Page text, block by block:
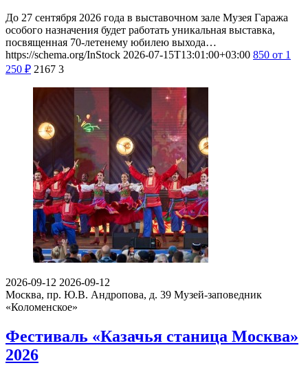
До 27 сентября 2026 года в выставочном зале Музея Гаража
особого назначения будет работать уникальная выставка,
посвященная 70-летенему юбилею выхода…
https://schema.org/InStock 2026-07-15T13:01:00+03:00 850 от 1
250 ₽ 2167 3
2026-09-12 2026-09-12
Москва, пр. Ю.В. Андропова, д. 39 Музей-заповедник
«Коломенское»
Фестиваль «Казачья станица Москва»
2026